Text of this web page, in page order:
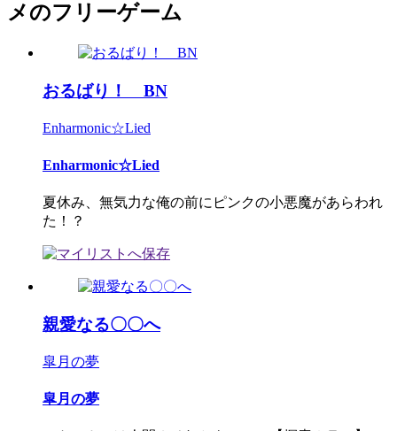
メのフリーゲーム
おるばり！ BN
Enharmonic☆Lied
Enharmonic☆Lied
夏休み、無気力な俺の前にピンクの小悪魔があらわれ
た！？
親愛なる〇〇へ
皐月の夢
皐月の夢